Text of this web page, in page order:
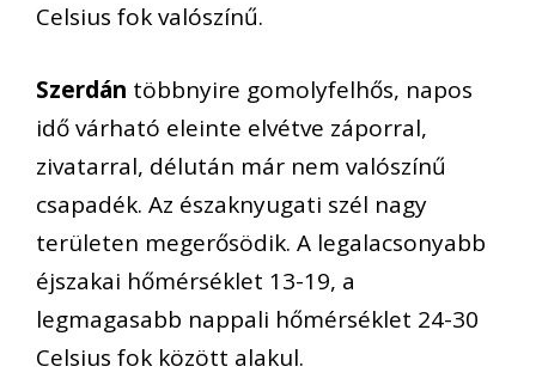
Celsius fok valószínű.
Szerdán többnyire gomolyfelhős, napos
idő várható eleinte elvétve záporral,
zivatarral, délután már nem valószínű
csapadék. Az északnyugati szél nagy
területen megerősödik. A legalacsonyabb
éjszakai hőmérséklet 13-19, a
legmagasabb nappali hőmérséklet 24-30
Celsius fok között alakul.